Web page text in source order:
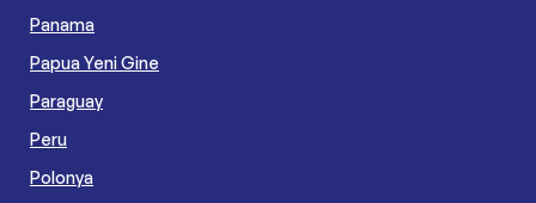
Panama
Papua Yeni Gine
Paraguay
Peru
Polonya